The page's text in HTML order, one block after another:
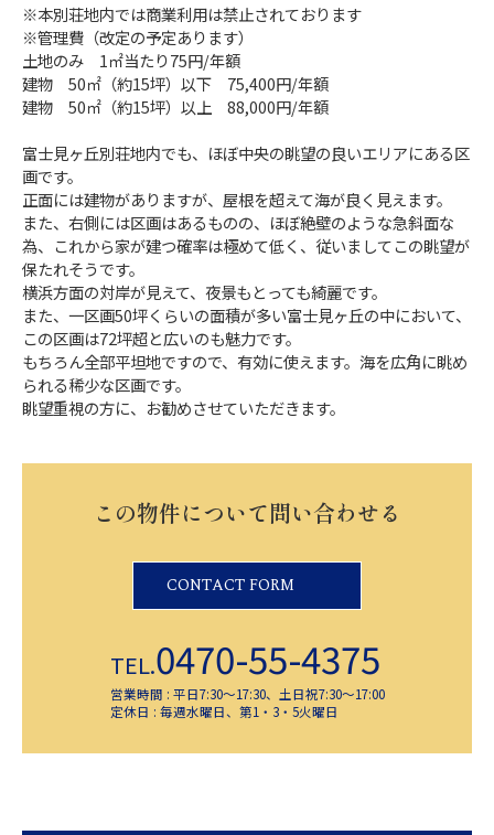
※本別荘地内では商業利用は禁止されております
※管理費（改定の予定あります）
土地のみ 1㎡当たり75円/年額
建物 50㎡（約15坪）以下 75,400円/年額
建物 50㎡（約15坪）以上 88,000円/年額
富士見ヶ丘別荘地内でも、ほぼ中央の眺望の良いエリアにある区
画です。
正面には建物がありますが、屋根を超えて海が良く見えます。
また、右側には区画はあるものの、ほぼ絶壁のような急斜面な
為、これから家が建つ確率は極めて低く、従いましてこの眺望が
保たれそうです。
横浜方面の対岸が見えて、夜景もとっても綺麗です。
また、一区画50坪くらいの面積が多い富士見ヶ丘の中において、
この区画は72坪超と広いのも魅力です。
もちろん全部平坦地ですので、有効に使えます。海を広角に眺め
られる稀少な区画です。
眺望重視の方に、お勧めさせていただきます。
この物件について問い合わせる
CONTACT FORM
TEL.0470-55-4375
営業時間 : 平日7:30～17:30、土日祝7:30～17:00
定休日 : 毎週水曜日、第1・3・5火曜日